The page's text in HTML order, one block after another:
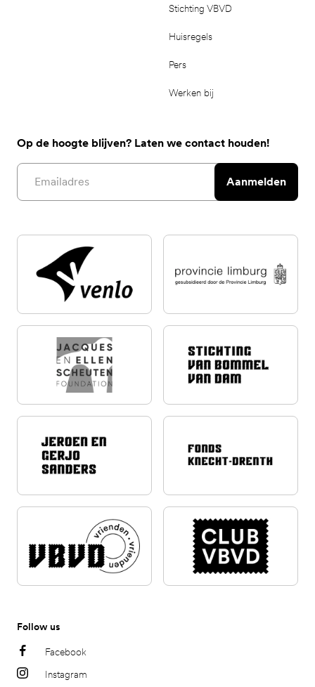
Stichting VBVD
Huisregels
Pers
Werken bij
Op de hoogte blijven? Laten we contact houden!
Email address
Aanmelden
Follow us
Facebook
Instagram